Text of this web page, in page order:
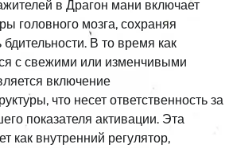
в Драгон мани включает
головного мозга, сохраняя
В то время как
с свежими или изменчивыми
включение
что несет ответственность за
показателя активации. Эта
как внутренний регулятор,